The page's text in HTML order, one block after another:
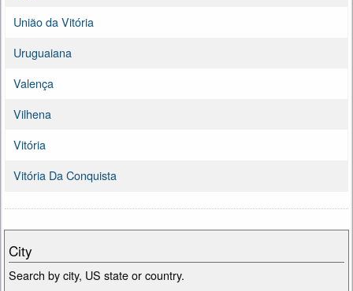
União da Vitória
Uruguaiana
Valença
Vilhena
Vitória
Vitória Da Conquista
City
Search by city, US state or country.